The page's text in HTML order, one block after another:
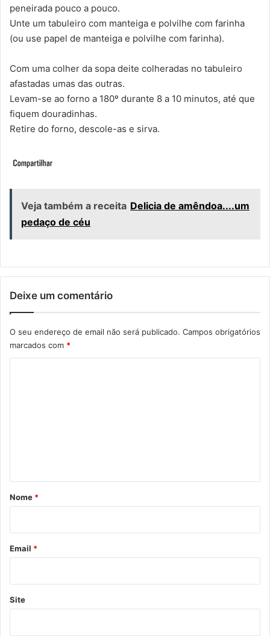
peneirada pouco a pouco.
Unte um tabuleiro com manteiga e polvilhe com farinha
(ou use papel de manteiga e polvilhe com farinha).
Com uma colher da sopa deite colheradas no tabuleiro
afastadas umas das outras.
Levam-se ao forno a 180º durante 8 a 10 minutos, até que
fiquem douradinhas.
Retire do forno, descole-as e sirva.
Veja também a receita Delicia de amêndoa....um
pedaço de céu
Deixe um comentário
O seu endereço de email não será publicado. Campos obrigatórios
marcados com *
r
*
Nome *
Email *
Site